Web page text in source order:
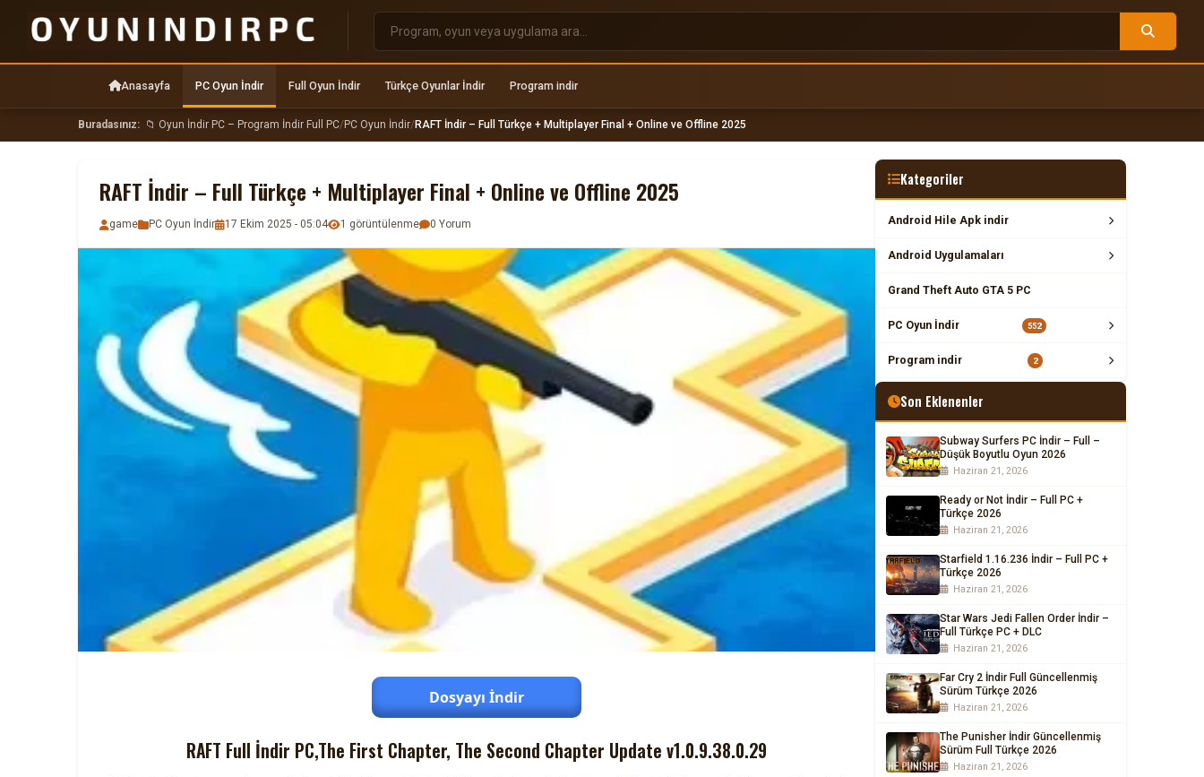
Anasayfa PC Oyun İndir Full Oyun İndir Türkçe Oyunlar İndir Program indir
Buradasınız: 📁 Oyun İndir PC – Program İndir Full PC/PC Oyun İndir/RAFT İndir – Full Türkçe + Multiplayer Final + Online ve Offline 2025
RAFT İndir – Full Türkçe + Multiplayer Final + Online ve Offline 2025
game PC Oyun İndir 17 Ekim 2025 - 05:04 1 görüntülenme 0 Yorum
Dosyayı İndir
RAFT Full İndir PC,The First Chapter, The Second Chapter Update v1.0.9.38.0.29
Kategoriler
Android Hile Apk indir
Android Uygulamaları
Grand Theft Auto GTA 5 PC
PC Oyun İndir 552
Program indir 2
Son Eklenenler
Subway Surfers PC İndir – Full –
Düşük Boyutlu Oyun 2026
Haziran 21, 2026
Ready or Not İndir – Full PC +
Türkçe 2026
Haziran 21, 2026
Starfield 1.16.236 İndir – Full PC +
Türkçe 2026
Haziran 21, 2026
Star Wars Jedi Fallen Order İndir –
Full Türkçe PC + DLC
Haziran 21, 2026
Far Cry 2 İndir Full Güncellenmiş
Sürüm Türkçe 2026
Haziran 21, 2026
The Punisher İndir Güncellenmiş
Sürüm Full Türkçe 2026
Haziran 21, 2026